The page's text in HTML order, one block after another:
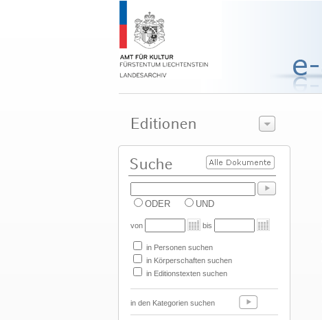
ODER UND
von bis
in Personen suchen
in Körperschaften suchen
in Editionstexten suchen
in den Kategorien suchen